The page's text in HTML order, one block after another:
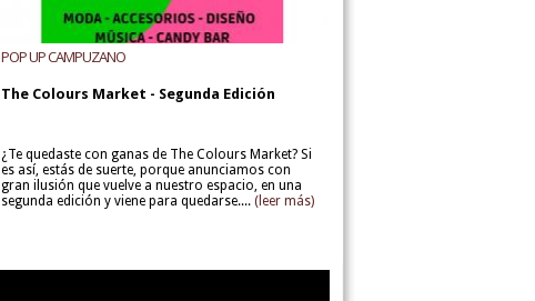
POP UP CAMPUZANO
The Colours Market - Segunda Edición
¿Te quedaste con ganas de The Colours Market? Si
es así, estás de suerte, porque anunciamos con
gran ilusión que vuelve a nuestro espacio, en una
segunda edición y viene para quedarse.... (leer más)